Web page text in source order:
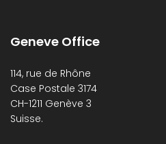
Geneve Office
114, rue de Rhône
Case Postale 3174
CH-1211 Genève 3
Suisse.